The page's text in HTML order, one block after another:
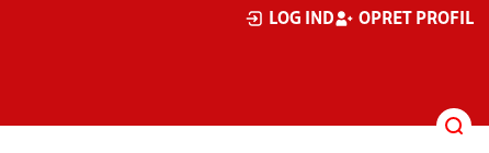
LOG IND OPRET PROFIL